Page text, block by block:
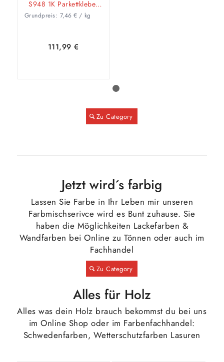
S948 1K Parkettkleber
(Ersatz für S940)
Grundpreis: 7,46 €/ kg
111,99€
Zu Category
Jetzt wird´s farbig
Lassen Sie Farbe in Ihr Leben mir unseren
Farbmischserivce wird es Bunt zuhause. Sie
haben die Möglichkeiten Lackefarben &
Wandfarben bei Online zu Tönnen oder auch im
Fachhandel
Zu Category
Alles für Holz
Alles was dein Holz brauch bekommst du bei uns
im Online Shop oder im Farbenfachhandel:
Schwedenfarben, Wetterschutzfarben Lasuren